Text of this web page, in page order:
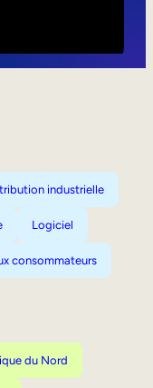
industrielle
Logiciel
consommateurs
du Nord